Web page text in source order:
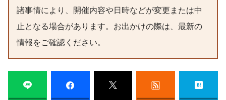
諸事情により、開催内容や日時などが変更または中
止となる場合があります。お出かけの際は、最新の
情報をご確認ください。